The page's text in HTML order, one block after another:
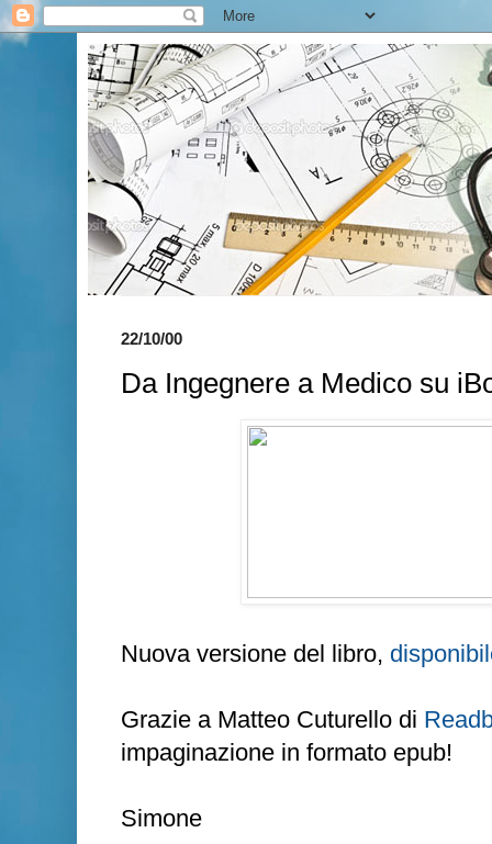
22/10/00
Da Ingegnere a Medico su
Nuova versione del libro,
Grazie a Matteo Cuturello di
impaginazione in formato epub!
Simone